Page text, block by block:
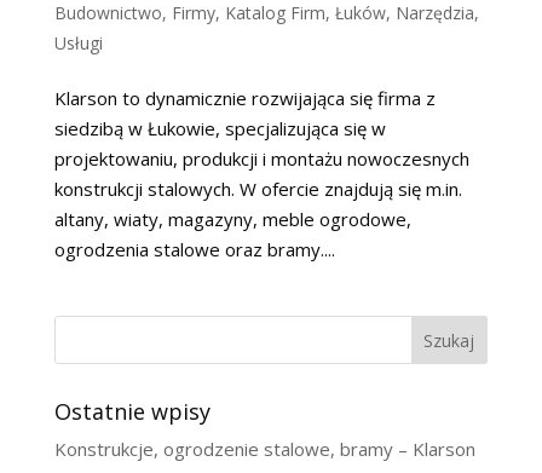
Budownictwo, Firmy, Katalog Firm, Łuków, Narzędzia,
Usługi
Klarson to dynamicznie rozwijająca się firma z
siedzibą w Łukowie, specjalizująca się w
projektowaniu, produkcji i montażu nowoczesnych
konstrukcji stalowych. W ofercie znajdują się m.in.
altany, wiaty, magazyny, meble ogrodowe,
ogrodzenia stalowe oraz bramy....
Szukaj
Ostatnie wpisy
Konstrukcje, ogrodzenie stalowe, bramy – Klarson